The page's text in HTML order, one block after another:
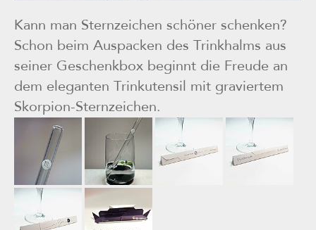
Kann man Sternzeichen schöner schenken?
Schon beim Auspacken des Trinkhalms aus
seiner Geschenkbox beginnt die Freude an
dem eleganten Trinkutensil mit graviertem
Skorpion-Sternzeichen.